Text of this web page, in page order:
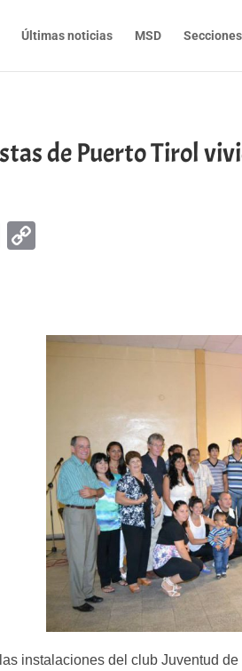
Últimas noticias MSD Secciones
de Puerto Tirol
Email
instalaciones del club Juventud